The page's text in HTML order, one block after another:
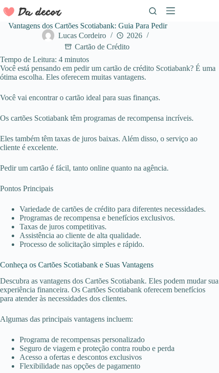
para
conteúdo
Vantagens dos Cartões Scotiabank: Guia Para Pedir
Lucas Cordeiro
2026
Cartão de Crédito
Tempo de Leitura: 4 minutos
Você está pensando em pedir um cartão de crédito Scotiabank? É uma
ótima escolha. Eles oferecem muitas vantagens.
Você vai encontrar o cartão ideal para suas finanças.
Os cartões Scotiabank têm programas de recompensa incríveis.
Eles também têm taxas de juros baixas. Além disso, o serviço ao
cliente é excelente.
Pedir um cartão é fácil, tanto online quanto na agência.
Pontos Principais
Variedade de cartões de crédito para diferentes necessidades.
Programas de recompensa e benefícios exclusivos.
Taxas de juros competitivas.
Assistência ao cliente de alta qualidade.
Processo de solicitação simples e rápido.
Conheça os Cartões Scotiabank e Suas Vantagens
Descubra as vantagens dos Cartões Scotiabank. Eles podem mudar sua
experiência financeira. Os Cartões Scotiabank oferecem benefícios
para atender às necessidades dos clientes.
Algumas das principais vantagens incluem:
Programa de recompensas personalizado
Seguro de viagem e proteção contra roubo e perda
Acesso a ofertas e descontos exclusivos
Flexibilidade nas opções de pagamento